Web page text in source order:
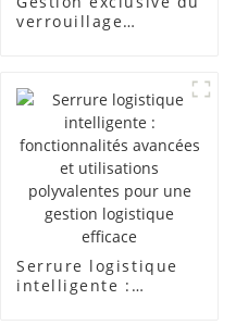
verrouillage
Serrure logistique
intelligente :